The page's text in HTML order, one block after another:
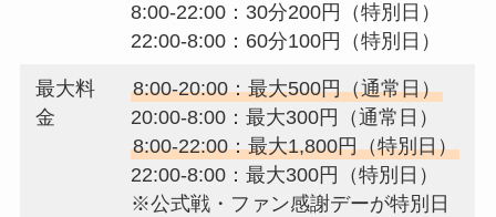
8:00-22:00：30分200円（特別日）
22:00-8:00：60分100円（特別日）
最大料
金
8:00-20:00：最大500円（通常日）
20:00-8:00：最大300円（通常日）
8:00-22:00：最大1,800円（特別日）
22:00-8:00：最大300円（特別日）
※公式戦・ファン感謝デーが特別日